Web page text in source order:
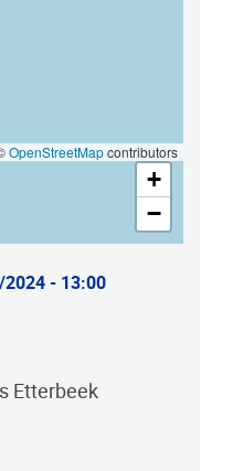
OpenStreetMapcontributors
+
−
- 13:00
Etterbeek